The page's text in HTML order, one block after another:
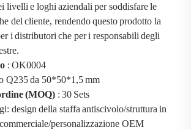
livelli e loghi aziendali per soddisfare le
del cliente, rendendo questo prodotto la
i distributori che per i responsabili degli
: OK0004
Q235 da 50*50*1,5 mm
(MOQ) : 30 Sets
design della staffa antiscivolo/struttura in
personalizzazione OEM